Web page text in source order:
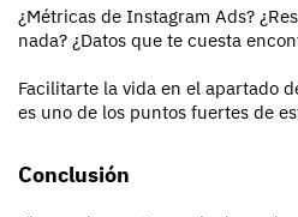
¿Métricas de Instagram Ads?
nada? ¿Datos que te cuesta
Facilitarte la vida en el apartado
es uno de los puntos fuertes de
Conclusión